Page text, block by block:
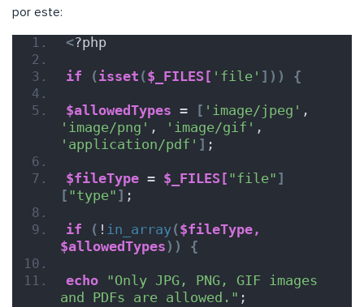
por este:
<?php
if (isset ($_FILES[ 'file' ])) {
$allowedTypes = [ 'image/jpeg'
'image/png' , 'image/gif'
'application/pdf' ] ;
$fileType = $_FILES[ "file" ]
[ "type" ] ;
if ( ! in_array($fileType,
$allowedTypes )) {
echo "Only JPG, PNG, GIF images
and PDFs are allowed." ;